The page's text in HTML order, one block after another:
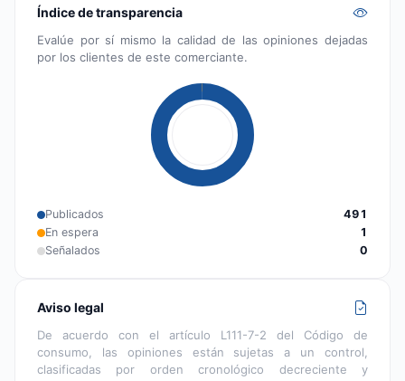
Índice de transparencia
Evalúe por sí mismo la calidad de las opiniones dejadas
por los clientes de este comerciante.
Publicados
491
En espera
1
Señalados
0
Aviso legal
De acuerdo con el artículo L111-7-2 del Código de
consumo, las opiniones están sujetas a un control,
clasificadas por orden cronológico decreciente y